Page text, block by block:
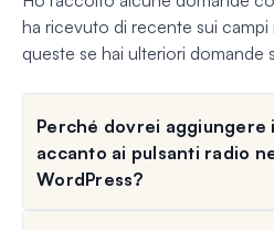
ha ricevuto di recente sui campi
queste se hai ulteriori domande
Perché dovrei aggiungere
accanto ai pulsanti radio
WordPress?